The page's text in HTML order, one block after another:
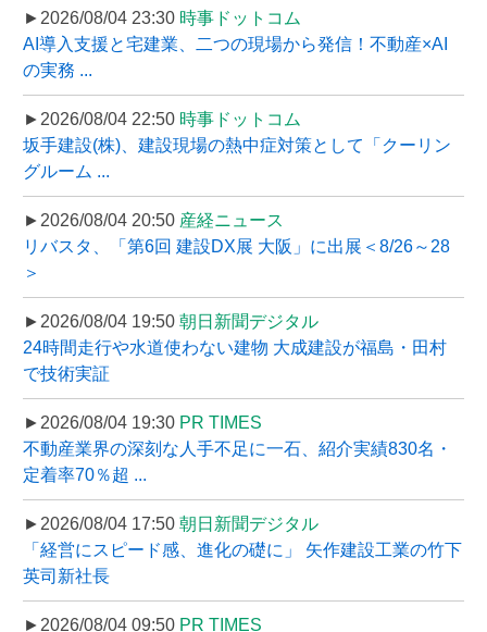
►2026/08/04 23:30 時事ドットコム
AI導入支援と宅建業、二つの現場から発信！不動産×AI
の実務 ...
►2026/08/04 22:50 時事ドットコム
坂手建設(株)、建設現場の熱中症対策として「クーリン
グルーム ...
►2026/08/04 20:50 産経ニュース
リバスタ、「第6回 建設DX展 大阪」に出展＜8/26～28
＞
►2026/08/04 19:50 朝日新聞デジタル
24時間走行や水道使わない建物 大成建設が福島・田村
で技術実証
►2026/08/04 19:30 PR TIMES
不動産業界の深刻な人手不足に一石、紹介実績830名・
定着率70％超 ...
►2026/08/04 17:50 朝日新聞デジタル
「経営にスピード感、進化の礎に」 矢作建設工業の竹下
英司新社長
►2026/08/04 09:50 PR TIMES